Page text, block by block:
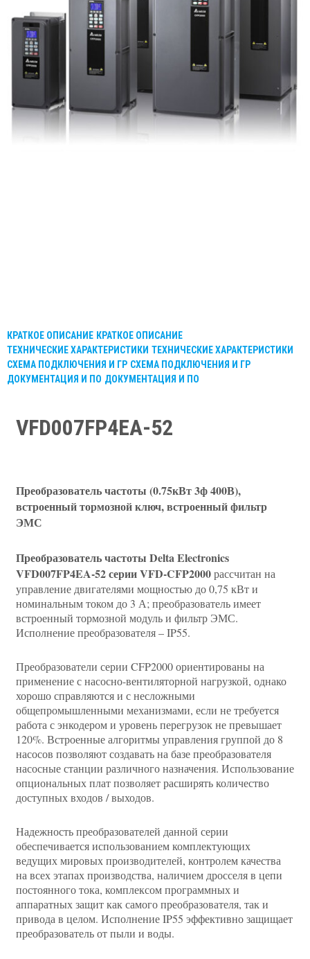
КРАТКОЕ ОПИСАНИЕ КРАТКОЕ ОПИСАНИЕ
ТЕХНИЧЕСКИЕ ХАРАКТЕРИСТИКИ ТЕХНИЧЕСКИЕ ХАРАКТЕРИСТИКИ
СХЕМА ПОДКЛЮЧЕНИЯ И ГР СХЕМА ПОДКЛЮЧЕНИЯ И ГР
ДОКУМЕНТАЦИЯ И ПО ДОКУМЕНТАЦИЯ И ПО
VFD007FP4EA-52
Преобразователь частоты (0.75кВт 3ф 400В),
встроенный тормозной ключ, встроенный фильтр
ЭМС
Преобразователь частоты Delta Electronics
VFD007FP4EA-52 серии VFD-CFP2000рассчитан на
управление двигателями мощностью до 0,75 кВт и
номинальным током до 3 А; преобразователь имеет
встроенный тормозной модуль и фильтр ЭМС.
Исполнение преобразователя – IP55.
Преобразователи серии CFP2000 ориентированы на
применение с насосно-вентиляторной нагрузкой, однако
хорошо справляются и с несложными
общепромышленными механизмами, если не требуется
работа с энкодером и уровень перегрузок не превышает
120%. Встроенные алгоритмы управления группой до 8
насосов позволяют создавать на базе преобразователя
насосные станции различного назначения. Использование
опциональных плат позволяет расширять количество
доступных входов / выходов.
Надежность преобразователей данной серии
обеспечивается использованием комплектующих
ведущих мировых производителей, контролем качества
на всех этапах производства, наличием дросселя в цепи
постоянного тока, комплексом программных и
аппаратных защит как самого преобразователя, так и
привода в целом. Исполнение IP55 эффективно защищает
преобразователь от пыли и воды.